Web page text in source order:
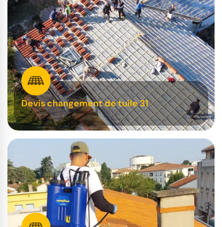
Devis changement de tuile 31